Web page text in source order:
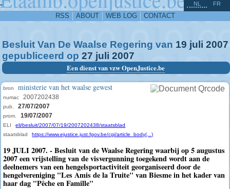
-
RSS ABOUT WEB LOG CONTACT
NL FR
Besluit Van De Waalse Regering van 19 juli 2007
gepubliceerd op 27 juli 2007
Een dienst van vzw OpenJustice.be
bron ministerie van het waalse gewest
numac 2007202438
pub. 27/07/2007
prom. 19/07/2007
ELI
eli/besluit/2007/07/19/2007202438/staatsblad
staatsblad
https://www.ejustice.just.fgov.be/cgi/article_body(...)
19 JULI 2007. - Besluit van de Waalse Regering waarbij op 5 augustus
2007 een vrijstelling van de visvergunning toegekend wordt aan de
deelnemers van een hengelsportactiviteit georganiseerd door de
hengelvereniging "Les Amis de la Truite" van Biesme in het kader van
haar dag "Pêche en Famille"
^